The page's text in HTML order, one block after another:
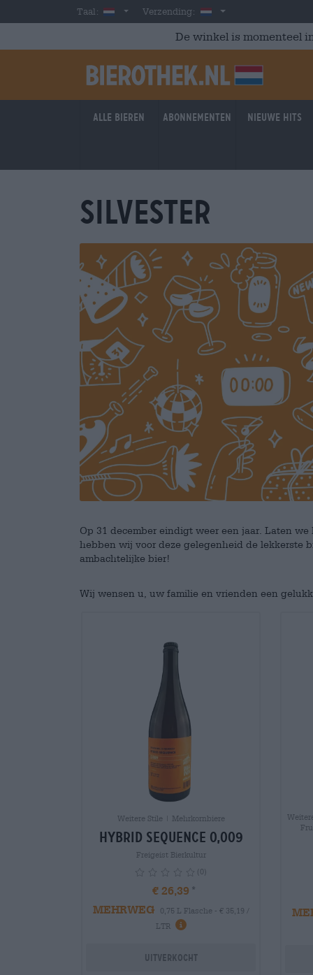
Skip to main content
Taal: DutchVerzending: Nederland
De winkel is momenteel
Alle bieren Abonnementen Nieuwe hits
Silvester
Op 31 december eindigt weer een jaar. Laten
hebben wij voor deze gelegenheid de lekkerste
ambachtelijke bier!
Wij wensen u, uw familie en vrienden een
Weitere Stile | Mehrkornbiere
Hybrid Sequence 0,009
Freigeist Bierkultur
(0)
€ 26,39
MEHRWEG
0,75 L Flasche - € 35,19 /
LTR
info
Uitverkocht